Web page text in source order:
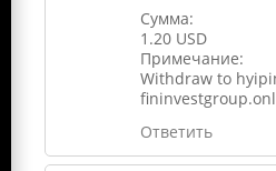
Сумма:
1.20 USD
Примечание:
Withdraw to
Ответить